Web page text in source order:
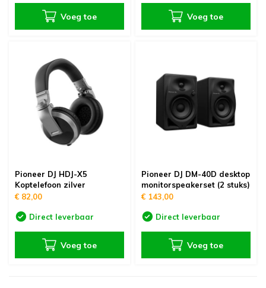
Voeg toe Voeg toe
Pioneer DJ HDJ-X5
Koptelefoon zilver
€ 82,00
Direct leverbaar
Voeg toe
Pioneer DJ DM-40D desktop
monitorspeakerset (2 stuks)
€ 143,00
Direct leverbaar
Voeg toe